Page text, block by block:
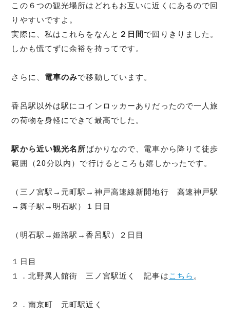
この６つの観光場所はどれもお互いに近くにあるので回
りやすいですよ。
実際に、私はこれらをなんと ２日間 で回りきりました。
しかも慌てずに余裕を持ってです。
さらに、 電車のみで移動しています。
香呂駅以外は駅にコインロッカーありだったので一人旅
の荷物を身軽にできて最高でした。
駅から近い観光名所ばかりなので、電車から降りて徒歩
範囲（20分以内）で行けるところも嬉しかったです。
（三ノ宮駅→元町駅→神戸高速線新開地行 高速神戸駅
→舞子駅→明石駅）１日目
（明石駅→姫路駅→香呂駅）２日目
１日目
１．北野異人館街 三ノ宮駅近く 記事は こちら 。
２．南京町 元町駅近く